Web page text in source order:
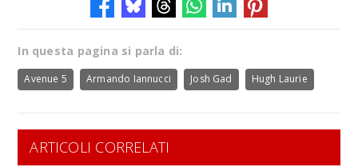
In questa pagina si parla di:
Avenue 5 Armando Iannucci Josh Gad Hugh Laurie
ARTICOLI CORRELATI